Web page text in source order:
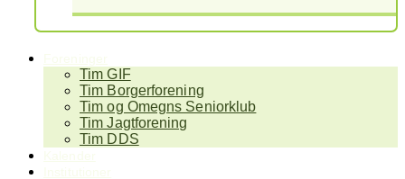
Tim GIF
Tim Borgerforening
Tim og Omegns Seniorklub
Tim Jagtforening
Tim DDS